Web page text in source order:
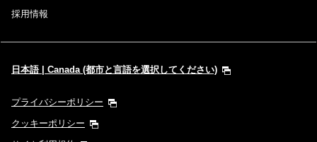
採用情報
日本語 | Canada (都市と言語を選択してください)
プライバシーポリシー
クッキーポリシー